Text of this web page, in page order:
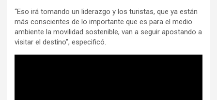
“Eso irá tomando un liderazgo y los turistas, que ya están
más conscientes de lo importante que es para el medio
ambiente la movilidad sostenible, van a seguir apostando a
visitar el destino”, especificó.